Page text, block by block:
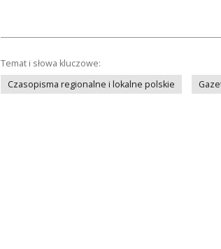
Temat i słowa kluczowe:
Czasopisma regionalne i lokalne polskie